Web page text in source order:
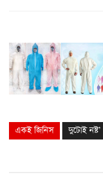
একই জিনিস দুটোই নষ্ট’